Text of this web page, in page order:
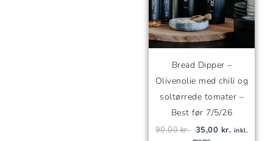
Bread Dipper –
Olivenolie med chili og
soltørrede tomater –
Best før 7/5/26
90,00kr. 35,00 kr. inkl.